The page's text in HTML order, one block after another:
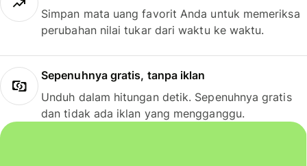
Simpan mata uang favorit Anda untuk memeriksa
perubahan nilai tukar dari waktu ke waktu.
Sepenuhnya gratis, tanpa iklan
Unduh dalam hitungan detik. Sepenuhnya gratis
dan tidak ada iklan yang mengganggu.